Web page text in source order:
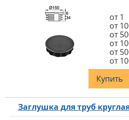
от 1
от
от
от
от
от
Купить
Заглушка для труб